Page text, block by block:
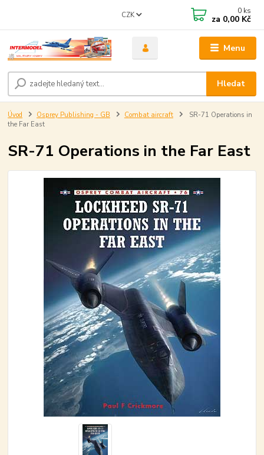
Menu
CZK
Hledat
0 ks
za 0,00 Kč
Úvod Osprey Publishing - GB Combat aircraft
SR-71 Operations in
the Far East
SR-71 Operations in the Far East